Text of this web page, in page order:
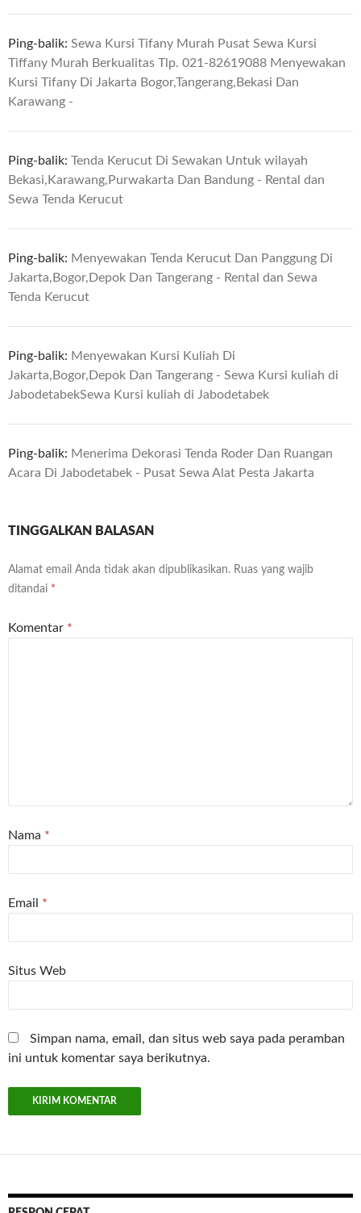
Ping-balik: Sewa Kursi Tifany Murah Pusat Sewa Kursi
Tiffany Murah Berkualitas Tlp. 021-82619088 Menyewakan
Kursi Tifany Di Jakarta Bogor,Tangerang,Bekasi Dan
Karawang -
Ping-balik: Tenda Kerucut Di Sewakan Untuk wilayah
Bekasi,Karawang,Purwakarta Dan Bandung - Rental dan
Sewa Tenda Kerucut
Ping-balik: Menyewakan Tenda Kerucut Dan Panggung Di
Jakarta,Bogor,Depok Dan Tangerang - Rental dan Sewa
Tenda Kerucut
Ping-balik: Menyewakan Kursi Kuliah Di
Jakarta,Bogor,Depok Dan Tangerang - Sewa Kursi kuliah di
JabodetabekSewa Kursi kuliah di Jabodetabek
Ping-balik: Menerima Dekorasi Tenda Roder Dan Ruangan
Acara Di Jabodetabek - Pusat Sewa Alat Pesta Jakarta
TINGGALKAN BALASAN
Alamat email Anda tidak akan dipublikasikan. Ruas yang wajib
ditandai *
Komentar *
Nama *
Email *
Situs Web
Simpan nama, email, dan situs web saya pada peramban
ini untuk komentar saya berikutnya.